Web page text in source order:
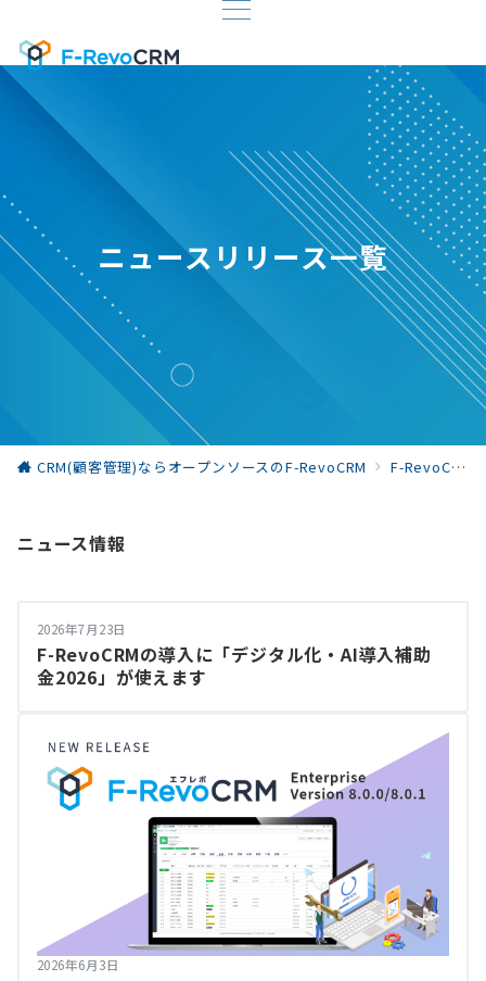
ニュースリリース一覧
CRM(顧客管理)ならオープンソースのF-RevoCRM F-RevoCRM お役立ち情報
ニュース情報
2026年7月23日
F-RevoCRMの導入に「デジタル化・AI導入補助
金2026」が使えます
2026年6月3日